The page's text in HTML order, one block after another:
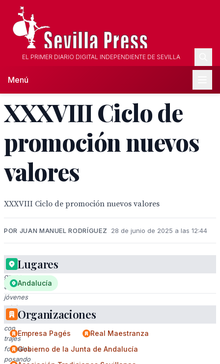
EL PRIMER DIARIO DIGITAL INDEPENDIENTE DE SEVILLA
Menú
XXXVIII Ciclo de
promoción nuevos
valores
XXXVIII Ciclo de promoción nuevos valores
POR JUAN MANUEL RODRÍGUEZ 28 de junio de 2025 a las 12:44
Un
grupo
de
jóvenes
adultos
vestidos
con
trajes
formales
posando
Lugares
Andalucía
Organizaciones
Empresa Pagés
Real Maestranza
Gobierno de la Junta de Andalucía